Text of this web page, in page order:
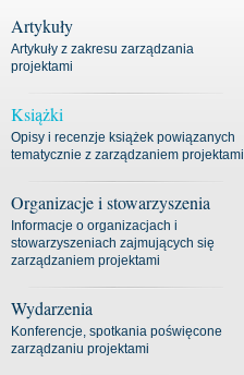
Artykuły
Artykuły z zakresu zarządzania
projektami
Książki
Opisy i recenzje książek powiązanych
tematycznie z zarządzaniem projektami
Organizacje i stowarzyszenia
Informacje o organizacjach i
stowarzyszeniach zajmujących się
zarządzaniem projektami
Wydarzenia
Konferencje, spotkania poświęcone
zarządzaniu projektami